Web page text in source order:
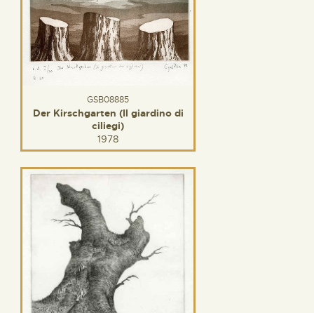
GSB08885
Der Kirschgarten (Il giardino di
ciliegi)
1978